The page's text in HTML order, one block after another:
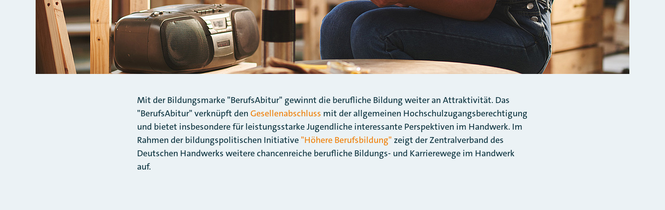
Mit der Bildungsmarke "BerufsAbitur" gewinnt die berufliche Bildung weiter an Attraktivität. Das
"BerufsAbitur" verknüpft den Gesellenabschluss mit der allgemeinen Hochschulzugangsberechtigung
und bietet insbesondere für leistungsstarke Jugendliche interessante Perspektiven im Handwerk. Im
Rahmen der bildungspolitischen Initiative "Höhere Berufsbildung" zeigt der Zentralverband des
Deutschen Handwerks weitere chancenreiche berufliche Bildungs- und Karrierewege im Handwerk
auf.